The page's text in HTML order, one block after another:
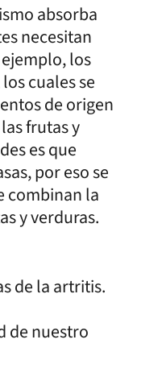
absorba
necesitan
los
cuales se
de origen
frutas y
es que
por eso se
combinan la
y verduras.
de la artritis.
de nuestro